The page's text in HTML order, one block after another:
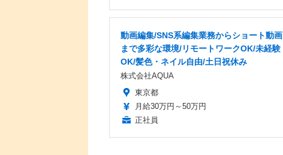
動画編集/SNS系編集業務からショート動画
まで多彩な環境/リモートワークOK/未経験
OK/髪色・ネイル自由/土日祝休み
株式会社AQUA
東京都
月給30万円～50万円
正社員